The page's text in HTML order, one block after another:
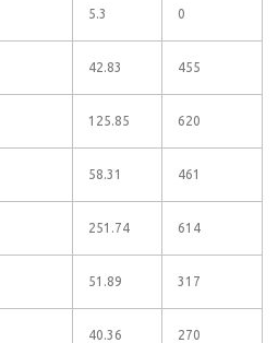
5.3 0
42.83 455
125.85 620
58.31 461
251.74 614
51.89 317
40.36 270